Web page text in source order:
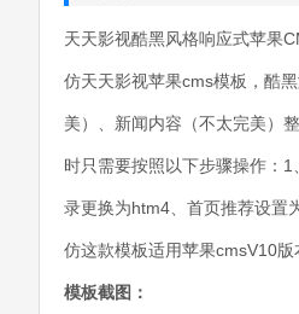
天天影视酷黑风格响应式苹果
仿天天影视苹果cms模板，酷
美）、新闻内容（不太完美）
时只需要按照以下步骤操作：
录更换为htm4、首页推荐设置
仿这款模板适用苹果cmsV10
模板截图：